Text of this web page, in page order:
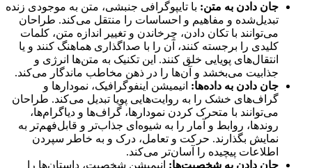
جان دادن به متن: با تایپوگرافی جنبشی، متن به موجودی زنده
تبدیل‌شده و مفاهیم و احساسات را منتقل می‌کند. طراحان
می‌توانند با تکان دادن، چرخاندن و تغییر اندازه متن، کلمات
کلیدی را برجسته کنند، آن را با صداگذاری هماهنگ کنند و یا
انتقال‌های پویایی خلق کنند. این تکنیک به متن‌ها انرژی و
جذابیت می‌بخشد و آن‌ها را در ذهن مخاطب ماندگار می‌کند.
جان دادن به داده‌ها: انیمیشن اینفوگرافیک، نمودارها و
گراف‌های خشک را به روایت‌هایی پویا تبدیل می‌کند. طراحان
می‌توانند با متحرک کردن نمودارها، گراف‌ها و دیاگرام‌ها،
روندها، روابط و آمار را به شیوه‌ای جذاب‌تر و قابل‌فهم‌تر به
نمایش بگذارند. حرکت و تعامل، درک و به خاطر سپردن
اطلاعات پیچیده را آسان‌تر می‌کند.
جان دادن به شخصیت‌ها: انیمیشن شخصیت، داستان‌ها را